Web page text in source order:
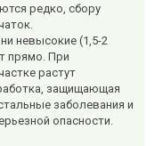
редко, сбору
невысокие (1,5-2
прямо. При
растут
защищающая
заболевания и
опасности.